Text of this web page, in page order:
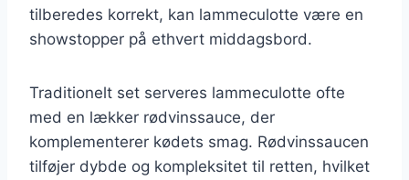
tilberedes korrekt, kan lammeculotte være en
showstopper på ethvert middagsbord.
Traditionelt set serveres lammeculotte ofte
med en lækker rødvinssauce, der
komplementerer kødets smag. Rødvinssaucen
tilføjer dybde og kompleksitet til retten, hvilket